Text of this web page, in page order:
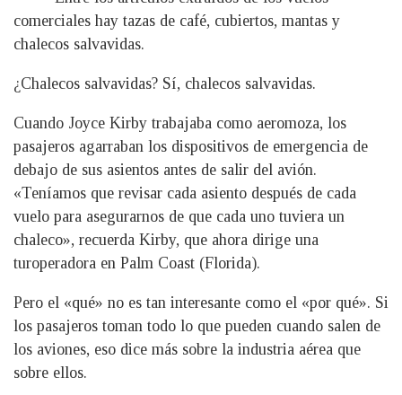
comerciales hay tazas de café, cubiertos, mantas y
chalecos salvavidas.
¿Chalecos salvavidas? Sí, chalecos salvavidas.
Cuando Joyce Kirby trabajaba como aeromoza, los
pasajeros agarraban los dispositivos de emergencia de
debajo de sus asientos antes de salir del avión.
«Teníamos que revisar cada asiento después de cada
vuelo para asegurarnos de que cada uno tuviera un
chaleco», recuerda Kirby, que ahora dirige una
turoperadora en Palm Coast (Florida).
Pero el «qué» no es tan interesante como el «por qué». Si
los pasajeros toman todo lo que pueden cuando salen de
los aviones, eso dice más sobre la industria aérea que
sobre ellos.